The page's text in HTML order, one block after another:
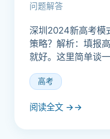
问题解答
深圳2024新高考模
策略？解析：填报
就好。这里简单谈
和志愿梯度非常...
高考
阅读全文 →